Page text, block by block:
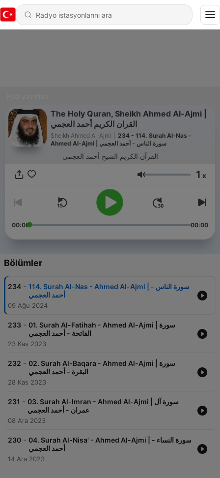
The Holy Quran, Sheikh Ahmed Al-Ajmi |
القران الكريم أحمد العجمي
Sheikh Ahmed Al-Ajmi
234 - 114. Surah Al-Nas -
Ahmed Al-Ajmi | سورة الناس - أحمد العجمي
القرآن الكريم الشيخ أحمد العجمي
Ses 1 x
00:00 00:00
Bölümler
234 - 114. Surah Al-Nas - Ahmed Al-Ajmi | سورة الناس -
أحمد العجمي
09 Ağu 2024
233 - 01. Surah Al-Fatihah - Ahmed Al-Ajmi | سورة
الفاتحة - أحمد العجمي
23 Kas 2023
232 - 02. Surah Al-Baqara - Ahmed Al-Ajmi | سورة
البقرة – أحمد العجمي
28 Kas 2023
231 - 03. Surah Al-Imran - Ahmed Al-Ajmi | سورة آل
عمران - أحمد العجمي
08 Ara 2023
230 - 04. Surah Al-Nisa' - Ahmed Al-Ajmi | سورة النساء -
أحمد العجمي
14 Ara 2023